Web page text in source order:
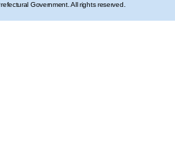
Government. All rights reserved.